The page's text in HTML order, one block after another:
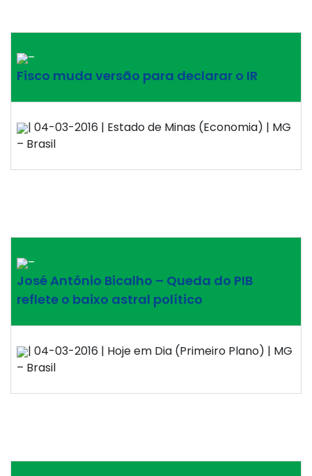
–
Fisco muda versão para declarar o IR
| 04-03-2016 | Estado de Minas (Economia) | MG
– Brasil
–
José Antônio Bicalho – Queda do PIB
reflete o baixo astral político
| 04-03-2016 | Hoje em Dia (Primeiro Plano) | MG
– Brasil